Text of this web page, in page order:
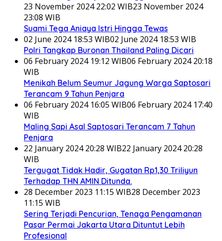
23 November 2024 22:02 WIB23 November 2024
23:08 WIB
Suami Tega Aniaya Istri Hingga Tewas
02 June 2024 18:53 WIB02 June 2024 18:53 WIB
Polri Tangkap Buronan Thailand Paling Dicari
06 February 2024 19:12 WIB06 February 2024 20:18
WIB
Menikah Belum Seumur Jagung Warga Saptosari
Terancam 9 Tahun Penjara
06 February 2024 16:05 WIB06 February 2024 17:40
WIB
Maling Sapi Asal Saptosari Terancam 7 Tahun
Penjara
22 January 2024 20:28 WIB22 January 2024 20:28
WIB
Tergugat Tidak Hadir, Gugatan Rp1,30 Triliyun
Terhadap THN AMIN Ditunda.
28 December 2023 11:15 WIB28 December 2023
11:15 WIB
Sering Terjadi Pencurian, Tenaga Pengamanan
Pasar Permai Jakarta Utara Dituntut Lebih
Profesional